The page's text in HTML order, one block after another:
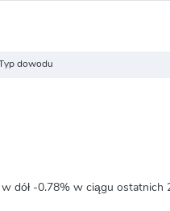
dowodu
dół -0.78% w ciągu ostatnich